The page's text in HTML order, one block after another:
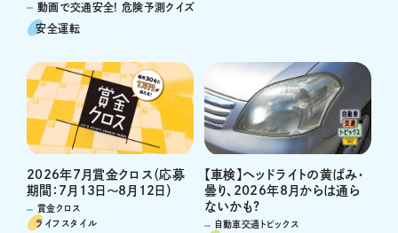
動画で交通安全! 危険予測クイズ
安全運転
2026年7月賞金クロス（応募
期間：7月13日～8月12日）
賞金クロス
ライフスタイル
【車検】ヘッドライトの黄ばみ・
曇り、2026年8月からは通ら
ないかも?
自動車交通トピックス